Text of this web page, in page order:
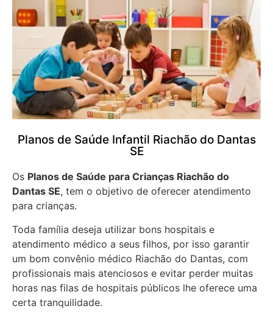
Planos de Saúde Infantil Riachão do Dantas
SE
Os Planos de Saúde para Crianças Riachão do
Dantas SE, tem o objetivo de oferecer atendimento
para crianças.
Toda família deseja utilizar bons hospitais e
atendimento médico a seus filhos, por isso garantir
um bom convênio médico Riachão do Dantas, com
profissionais mais atenciosos e evitar perder muitas
horas nas filas de hospitais públicos lhe oferece uma
certa tranquilidade.